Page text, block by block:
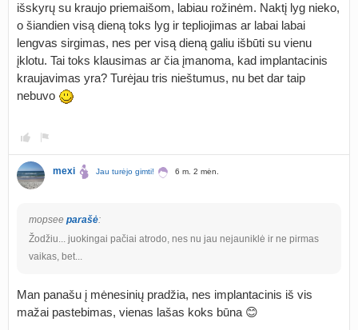
išskyrų su kraujo priemaišom, labiau rožinėm. Naktį lyg nieko,
o šiandien visą dieną toks lyg ir tepliojimas ar labai labai
lengvas sirgimas, nes per visą dieną galiu išbūti su vienu
įklotu. Tai toks klausimas ar čia įmanoma, kad implantacinis
kraujavimas yra? Turėjau tris nieštumus, nu bet dar taip
nebuvo
mexi Jau turėjo gimti! 6 m. 2 mėn.
mopsee parašė:
Žodžiu... juokingai pačiai atrodo, nes nu jau nejauniklė ir ne pirmas
vaikas, bet...
Man panašu į mėnesinių pradžia, nes implantacinis iš vis
mažai pastebimas, vienas lašas koks būna 😊